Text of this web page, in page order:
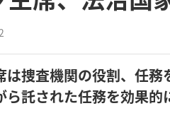
は捜査機関の役割、任
ら託された任務を効果的